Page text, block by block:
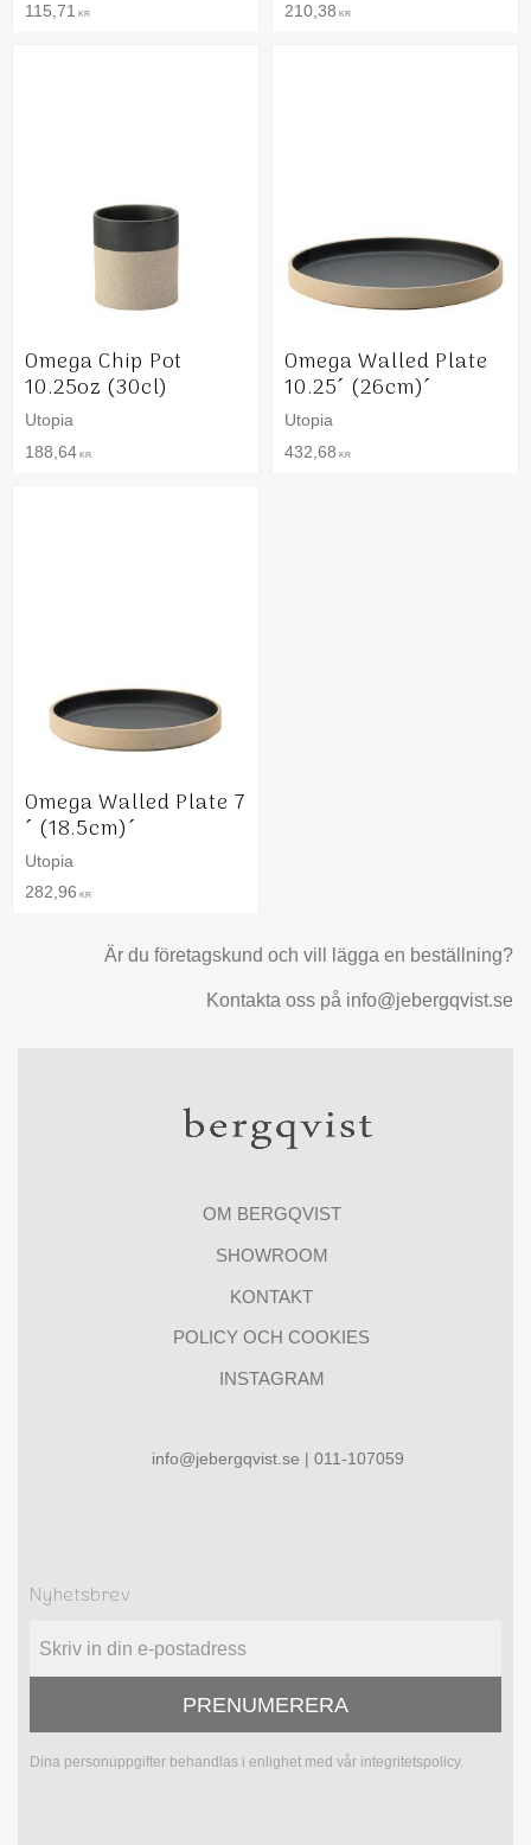
115,71
KR
210,38 KR
Omega Chip Pot
10.25oz (30cl)
Utopia
188,64 KR
Omega Walled Plate
10.25´ (26cm)´
Utopia
432,68 KR
Omega Walled Plate 7
´ (18.5cm)´
Utopia
282,96 KR
Är du företagskund och vill lägga en beställning?
Kontakta oss på info@jebergqvist.se
OM BERGQVIST
SHOWROOM
KONTAKT
POLICY OCH COOKIES
INSTAGRAM
info@jebergqvist.se | 011-107059
Nyhetsbrev
PRENUMERERA
Dina personuppgifter behandlas i enlighet med vår integritetspolicy.